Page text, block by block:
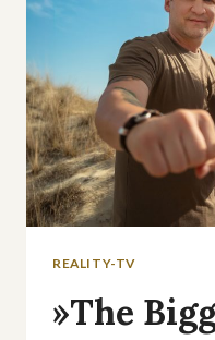
REALITY-TV
»The